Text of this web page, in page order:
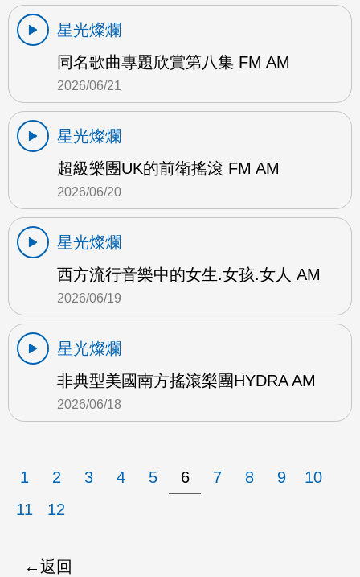
星光燦爛
同名歌曲專題欣賞第八集 FM AM
2026/06/21
星光燦爛
超級樂團UK的前衛搖滾 FM AM
2026/06/20
星光燦爛
西方流行音樂中的女生.女孩.女人 AM
2026/06/19
星光燦爛
非典型美國南方搖滾樂團HYDRA AM
2026/06/18
1 2 3 4 5 6 7 8 9
10
11
12
返回